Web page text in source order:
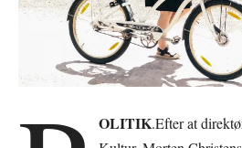
OLITIK.Efter at